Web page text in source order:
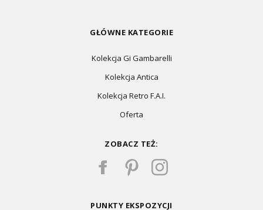
GŁÓWNE KATEGORIE
Kolekcja Gi Gambarelli
Kolekcja Antica
Kolekcja Retro F.A.I.
Oferta
ZOBACZ TEŻ:
PUNKTY EKSPOZYCJI